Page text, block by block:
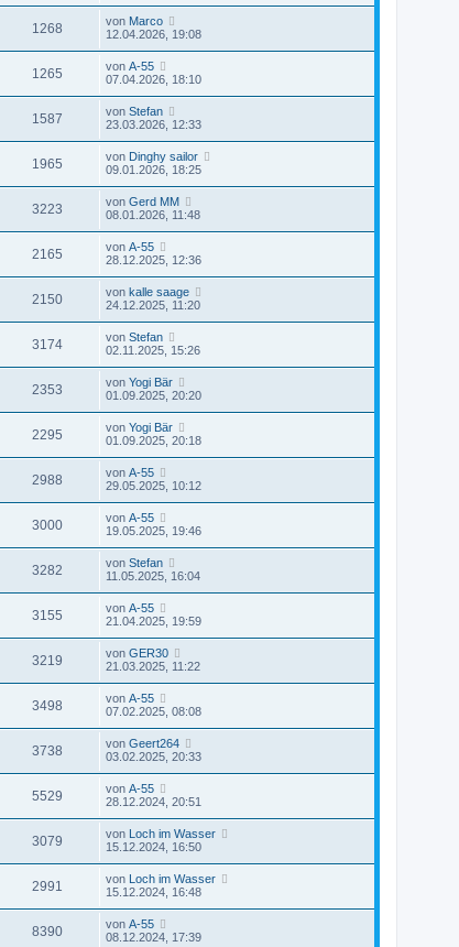
1268 von Marco
12.04.2026, 19:08
1265 von A-55
07.04.2026, 18:10
1587 von Stefan
23.03.2026, 12:33
1965 von Dinghy sailor
09.01.2026, 18:25
3223 von Gerd MM
08.01.2026, 11:48
2165 von A-55
28.12.2025, 12:36
2150 von kalle saage
24.12.2025, 11:20
3174 von Stefan
02.11.2025, 15:26
2353 von Yogi Bär
01.09.2025, 20:20
2295 von Yogi Bär
01.09.2025, 20:18
2988 von A-55
29.05.2025, 10:12
3000 von A-55
19.05.2025, 19:46
3282 von Stefan
11.05.2025, 16:04
3155 von A-55
21.04.2025, 19:59
3219 von GER30
21.03.2025, 11:22
3498 von A-55
07.02.2025, 08:08
3738 von Geert264
03.02.2025, 20:33
5529 von A-55
28.12.2024, 20:51
3079 von Loch im Wasser
15.12.2024, 16:50
2991 von Loch im Wasser
15.12.2024, 16:48
8390 von A-55
08.12.2024, 17:39